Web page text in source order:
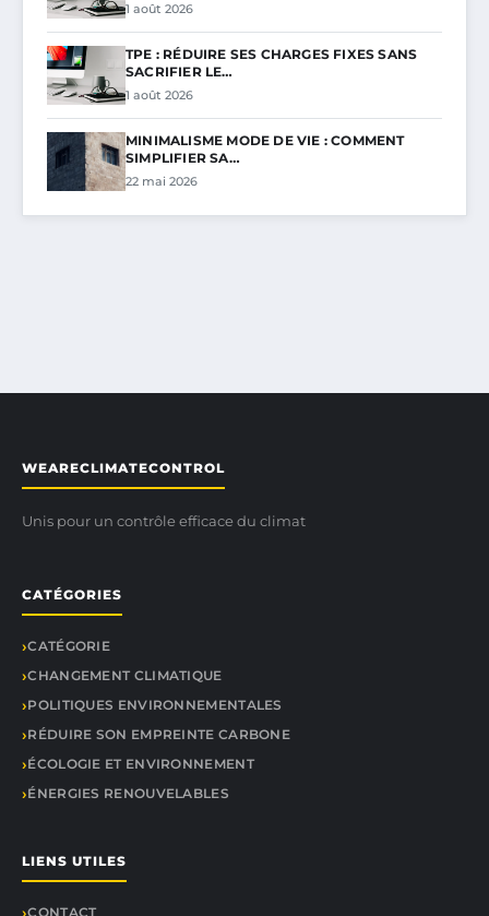
1 août 2026
TPE : RÉDUIRE SES CHARGES FIXES SANS
SACRIFIER LE…
1 août 2026
MINIMALISME MODE DE VIE : COMMENT
SIMPLIFIER SA…
22 mai 2026
WEARECLIMATECONTROL
Unis pour un contrôle efficace du climat
CATÉGORIES
CATÉGORIE
CHANGEMENT CLIMATIQUE
POLITIQUES ENVIRONNEMENTALES
RÉDUIRE SON EMPREINTE CARBONE
ÉCOLOGIE ET ENVIRONNEMENT
ÉNERGIES RENOUVELABLES
LIENS UTILES
CONTACT